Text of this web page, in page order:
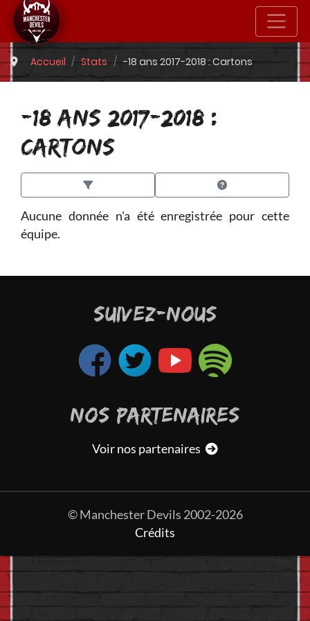
Accueil Stats -18 ans 2017-2018 : Cartons
-18 ANS 2017-2018 :
CARTONS
Aucune donnée n'a été enregistrée pour cette
équipe.
SUIVEZ-NOUS
NOS PARTENAIRES
Voir nos partenaires
© Manchester Devils 2002-2026
Crédits